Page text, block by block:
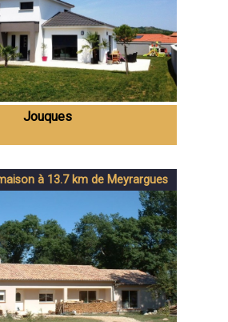
Jouques
à 13.7 km de Meyrargues